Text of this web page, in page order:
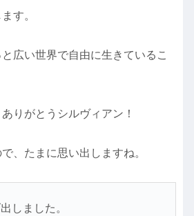
す。
広い世界で自由に生きているこ
りがとうシルヴィアン！
、たまに思い出しますね。
しました。